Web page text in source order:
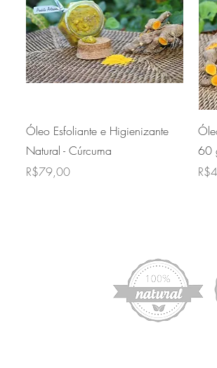
Quick View
Óleo Esfoliante e Higienizante
Natural - Cúrcuma
Price
R$79,00
60